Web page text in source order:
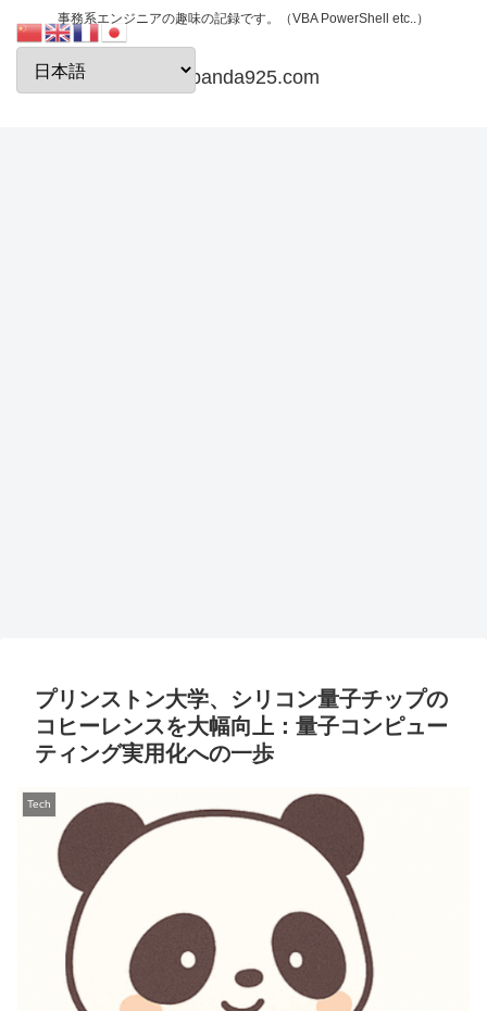
事務系エンジニアの趣味の記録です。（VBA PowerShell etc..）
papanda925.com
プリンストン大学、シリコン量子チップの
コヒーレンスを大幅向上：量子コンピュー
ティング実用化への一歩
Tech